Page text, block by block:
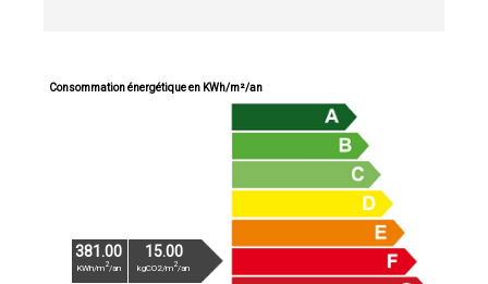
Consommation énergétique en KWh/m²/an
381.00
KWh/m2/an
15.00
kgCO2/m2/an